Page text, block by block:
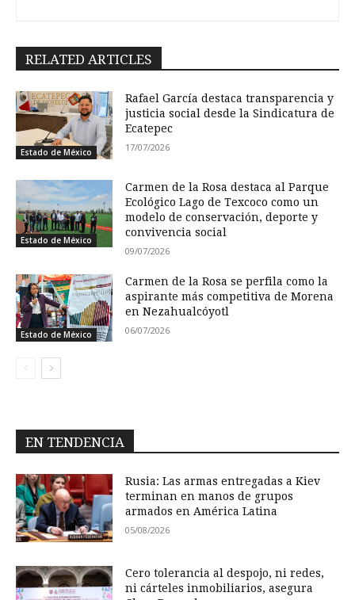
RELATED ARTICLES
Estado de México
Rafael García destaca transparencia y
justicia social desde la Sindicatura de
Ecatepec
17/07/2026
Estado de México
Carmen de la Rosa destaca al Parque
Ecológico Lago de Texcoco como un
modelo de conservación, deporte y
convivencia social
09/07/2026
Estado de México
Carmen de la Rosa se perfila como la
aspirante más competitiva de Morena
en Nezahualcóyotl
06/07/2026
EN TENDENCIA
Rusia: Las armas entregadas a Kiev
terminan en manos de grupos
armados en América Latina
05/08/2026
Cero tolerancia al despojo, ni redes,
ni cárteles inmobiliarios, asegura